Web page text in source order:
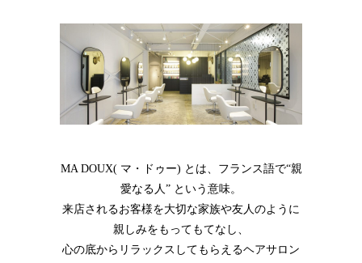
MA DOUX( マ・ドゥー) とは、フランス語で“親
愛なる人” という意味。
来店されるお客様を大切な家族や友人のように
親しみをもってもてなし、
心の底からリラックスしてもらえるヘアサロン